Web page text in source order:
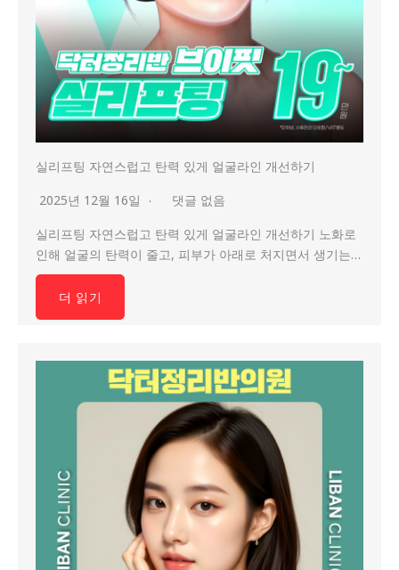
실리프팅 자연스럽고 탄력 있게 얼굴라인 개선하기
2025년 12월 16일
댓글 없음
실리프팅 자연스럽고 탄력 있게 얼굴라인 개선하기 노화로
인해 얼굴의 탄력이 줄고, 피부가 아래로 처지면서 생기는…
더 읽기